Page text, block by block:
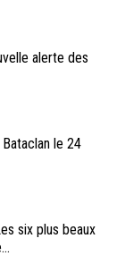
alerte des
le 24
six plus beaux